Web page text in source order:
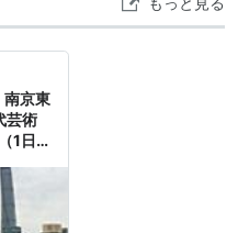
南京東
芸術
1日